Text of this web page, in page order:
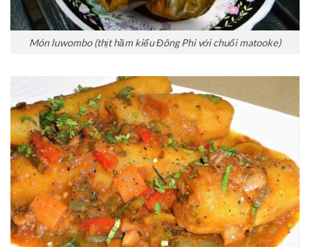
Món luwombo (thịt hầm kiểu Đông Phi với chuối matooke)